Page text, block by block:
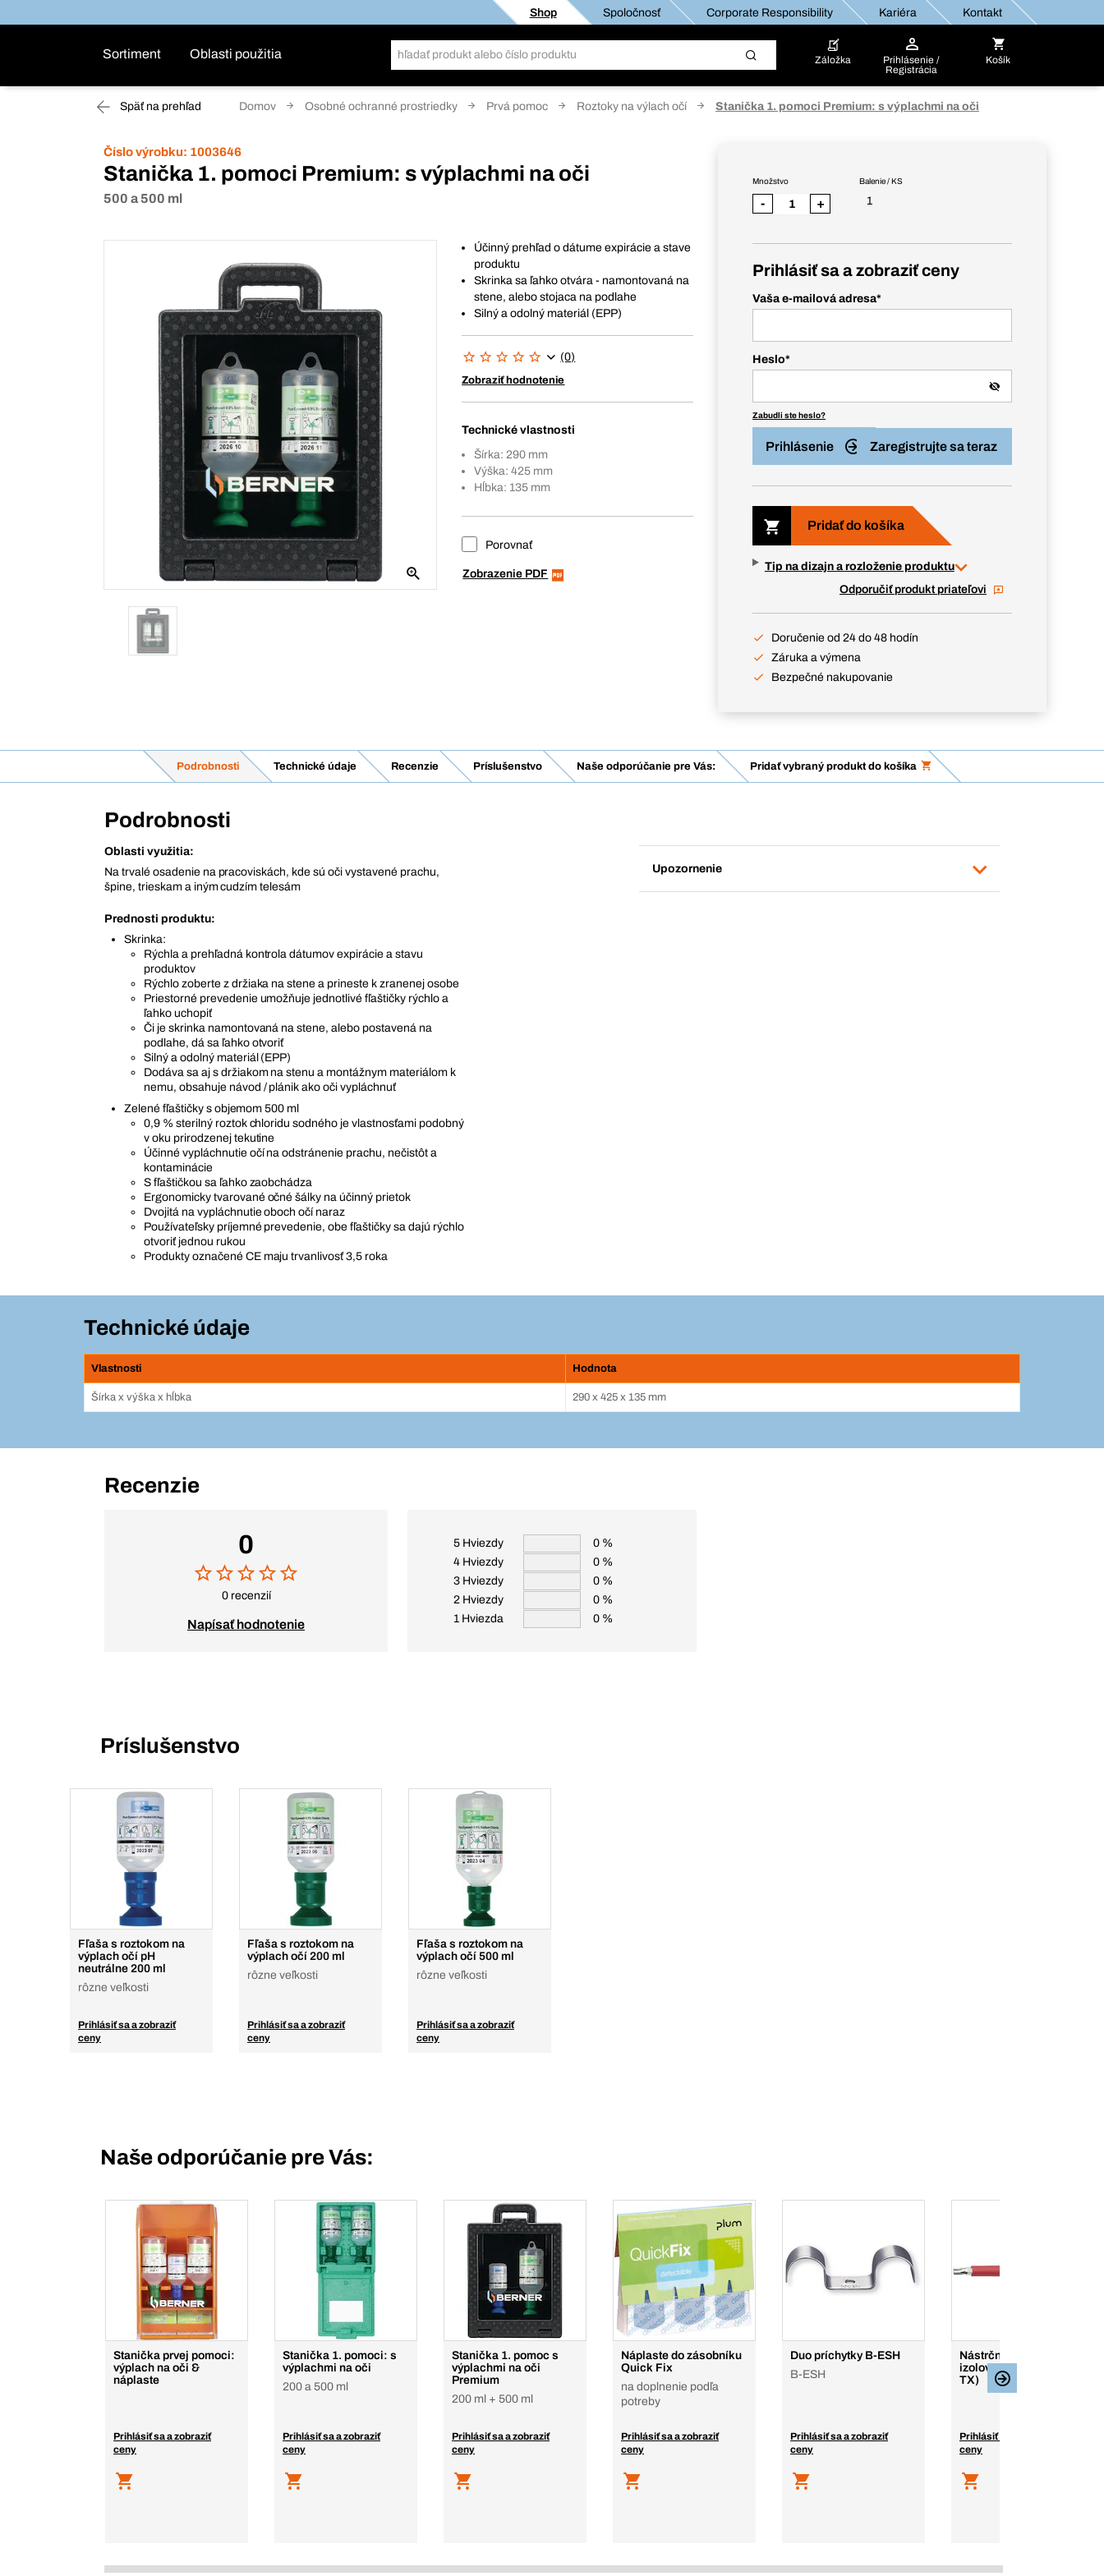
Shop Spoločnosť Corporate Responsibility Kariéra Kontakt
Sortiment Oblasti použitia Záložka
Prihlásenie /
Registrácia
Košík
Späť na prehľad Domov Osobné ochranné prostriedky Prvá pomoc Roztoky na výlach očí Stanička 1. pomoci Premium: s výplachmi na oči
Číslo výrobku: 1003646
Stanička 1. pomoci Premium: s výplachmi na oči
500 a 500 ml
Účinný prehľad o dátume expirácie a stave
produktu
Skrinka sa ľahko otvára - namontovaná na
stene, alebo stojaca na podlahe
Silný a odolný materiál (EPP)
(0)
Zobraziť hodnotenie
Technické vlastnosti
Šírka: 290 mm
Výška: 425 mm
Hĺbka: 135 mm
Porovnať
Zobrazenie PDF
Balenie / KS
1
Množstvo
- +
Prihlásiť sa a zobraziť ceny
Vaša e-mailová adresa*
Heslo*
Zabudli ste heslo?
Prihlásenie Zaregistrujte sa teraz
Pridať do košíka
Tip na dizajn a rozloženie produktu
Odporučiť produkt priateľovi
Doručenie od 24 do 48 hodín
Záruka a výmena
Bezpečné nakupovanie
Podrobnosti Technické údaje Recenzie Príslušenstvo Naše odporúčanie pre Vás: Pridať vybraný produkt do košíka
Podrobnosti
Oblasti využitia:
Na trvalé osadenie na pracoviskách, kde sú oči vystavené prachu,
špine, trieskam a iným cudzím telesám
Prednosti produktu:
Skrinka:
Rýchla a prehľadná kontrola dátumov expirácie a stavu
produktov
Rýchlo zoberte z držiaka na stene a prineste k zranenej osobe
Priestorné prevedenie umožňuje jednotlivé fľaštičky rýchlo a
ľahko uchopiť
Či je skrinka namontovaná na stene, alebo postavená na
podlahe, dá sa ľahko otvoriť
Silný a odolný materiál (EPP)
Dodáva sa aj s držiakom na stenu a montážnym materiálom k
nemu, obsahuje návod / plánik ako oči vypláchnuť
Zelené fľaštičky s objemom 500 ml
0,9 % sterilný roztok chloridu sodného je vlastnosťami podobný
v oku prirodzenej tekutine
Účinné vypláchnutie očí na odstránenie prachu, nečistôt a
kontaminácie
S fľaštičkou sa ľahko zaobchádza
Ergonomicky tvarované očné šálky na účinný prietok
Dvojitá na vypláchnutie oboch očí naraz
Používateľsky príjemné prevedenie, obe fľaštičky sa dajú rýchlo
otvoriť jednou rukou
Produkty označené CE maju trvanlivosť 3,5 roka
Upozornenie
Technické údaje
Vlastnosti Hodnota
Šírka x výška x hĺbka 290 x 425 x 135 mm
Recenzie
0
0 recenzií
Napísať hodnotenie
5 Hviezdy
0 %
4 Hviezdy
0 %
3 Hviezdy
0 %
2 Hviezdy
0 %
1 Hviezda
0 %
Príslušenstvo
Fľaša s roztokom na
výplach očí pH
neutrálne 200 ml
rôzne veľkosti
Prihlásiť sa a zobraziť
ceny
Fľaša s roztokom na
výplach očí 200 ml
rôzne veľkosti
Prihlásiť sa a zobraziť
ceny
Fľaša s roztokom na
výplach očí 500 ml
rôzne veľkosti
Prihlásiť sa a zobraziť
ceny
Naše odporúčanie pre Vás:
Stanička prvej pomoci:
výplach na oči &
náplaste
Prihlásiť sa a zobraziť
ceny
Stanička 1. pomoci: s
výplachmi na oči
200 a 500 ml
Prihlásiť sa a zobraziť
ceny
Stanička 1. pomoc s
výplachmi na oči
Premium
200 ml + 500 ml
Prihlásiť sa a zobraziť
ceny
Náplaste do zásobníku
Quick Fix
na doplnenie podľa
potreby
Prihlásiť sa a zobraziť
ceny
Duo príchytky B-ESH
B-ESH
Prihlásiť sa a zobraziť
ceny
Nástrčné 3/8" plne
izolované VDE kľúče (I-
TX)
Prihlásiť sa a zobraziť
ceny